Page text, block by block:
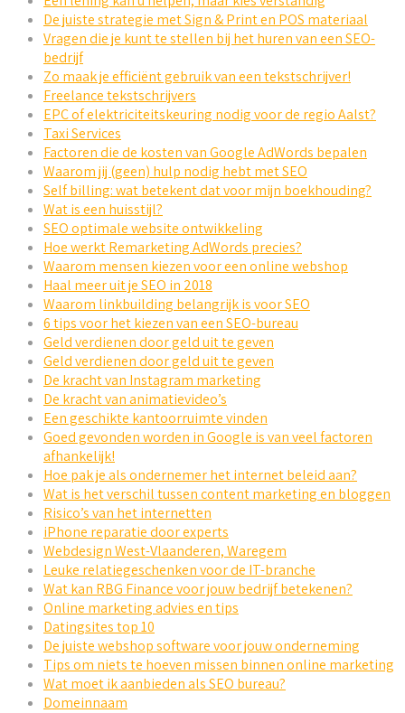
De juiste strategie met Sign & Print en POS materiaal
Vragen die je kunt te stellen bij het huren van een SEO-
bedrijf
Zo maak je efficiënt gebruik van een tekstschrijver!
Freelance tekstschrijvers
EPC of elektriciteitskeuring nodig voor de regio Aalst?
Taxi Services
Factoren die de kosten van Google AdWords bepalen
Waarom jij (geen) hulp nodig hebt met SEO
Self billing: wat betekent dat voor mijn boekhouding?
Wat is een huisstijl?
SEO optimale website ontwikkeling
Hoe werkt Remarketing AdWords precies?
Waarom mensen kiezen voor een online webshop
Haal meer uit je SEO in 2018
Waarom linkbuilding belangrijk is voor SEO
6 tips voor het kiezen van een SEO-bureau
Geld verdienen door geld uit te geven
Geld verdienen door geld uit te geven
De kracht van Instagram marketing
De kracht van animatievideo’s
Een geschikte kantoorruimte vinden
Goed gevonden worden in Google is van veel factoren
afhankelijk!
Hoe pak je als ondernemer het internet beleid aan?
Wat is het verschil tussen content marketing en bloggen
Risico’s van het internetten
iPhone reparatie door experts
Webdesign West-Vlaanderen, Waregem
Leuke relatiegeschenken voor de IT-branche
Wat kan RBG Finance voor jouw bedrijf betekenen?
Online marketing advies en tips
Datingsites top 10
De juiste webshop software voor jouw onderneming
Tips om niets te hoeven missen binnen online marketing
Wat moet ik aanbieden als SEO bureau?
Domeinnaam